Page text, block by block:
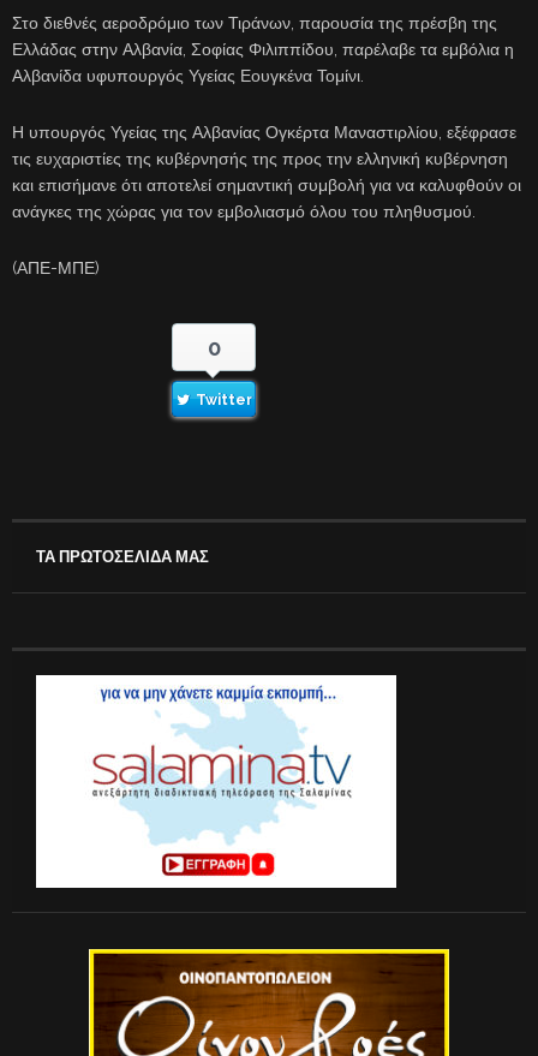
Στο διεθνές αεροδρόμιο των Τιράνων, παρουσία της πρέσβη της
Ελλάδας στην Αλβανία, Σοφίας Φιλιππίδου, παρέλαβε τα εμβόλια η
Αλβανίδα υφυπουργός Υγείας Εουγκένα Τομίνι.
Η υπουργός Υγείας της Αλβανίας Ογκέρτα Μαναστιρλίου, εξέφρασε
τις ευχαριστίες της κυβέρνησής της προς την ελληνική κυβέρνηση
και επισήμανε ότι αποτελεί σημαντική συμβολή για να καλυφθούν οι
ανάγκες της χώρας για τον εμβολιασμό όλου του πληθυσμού.
(ΑΠΕ-ΜΠΕ)
0
Twitter
ΤΑ ΠΡΩΤΟΣΕΛΙΔΑ ΜΑΣ